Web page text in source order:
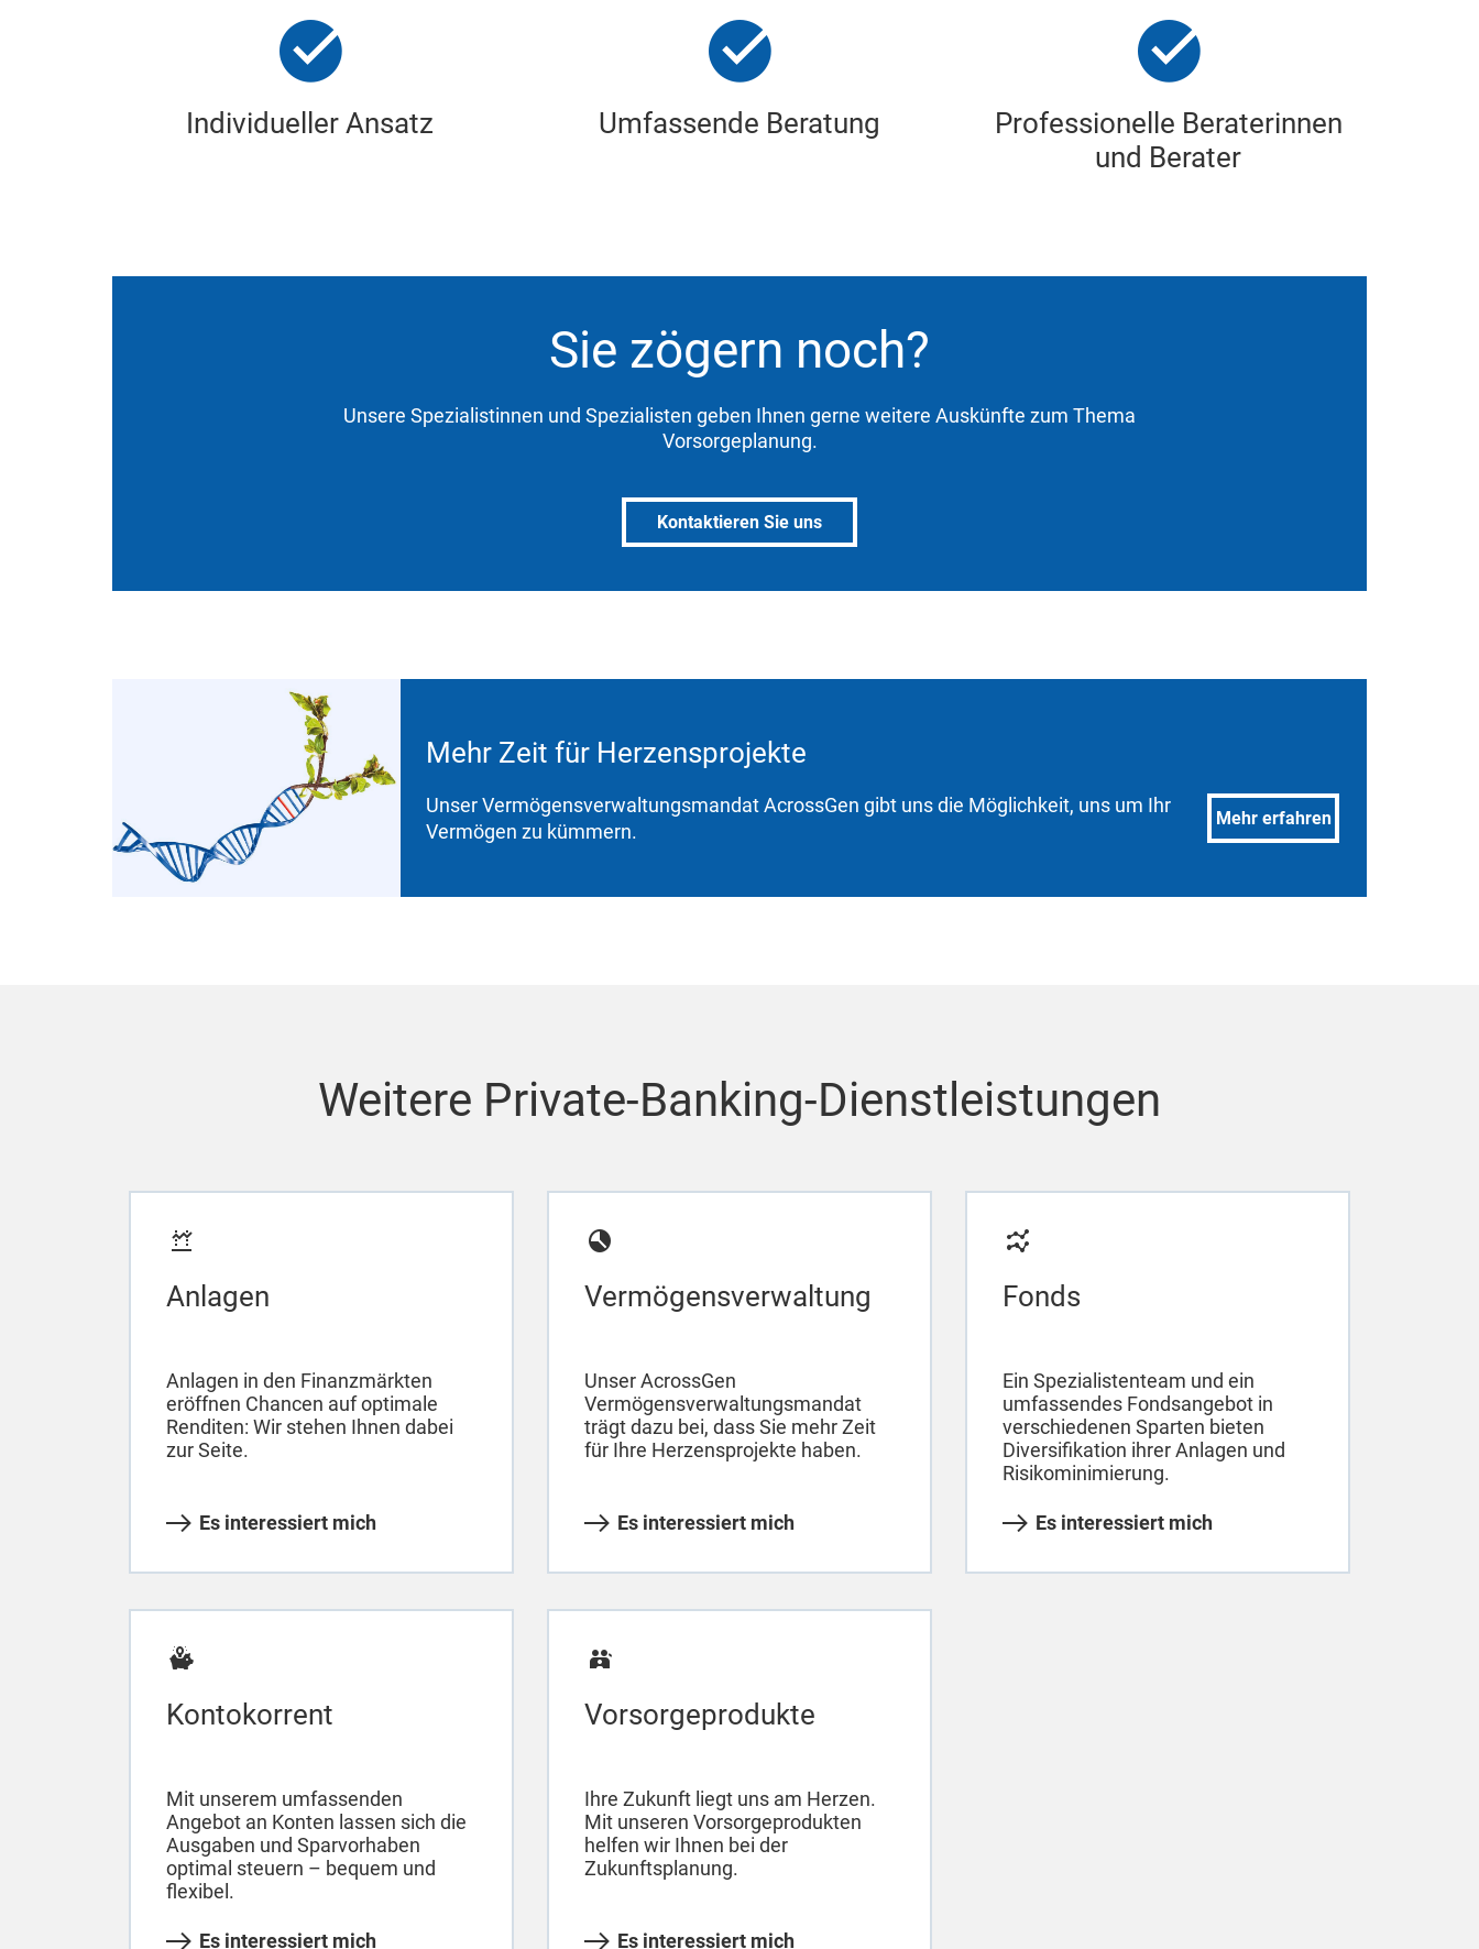
Individueller Ansatz Umfassende Beratung
Professionelle Beraterinnen
und Berater
Sie zögern noch?
Unsere Spezialistinnen und Spezialisten geben Ihnen gerne weitere Auskünfte zum Thema
Vorsorgeplanung.
Kontaktieren Sie uns
Mehr Zeit für Herzensprojekte
Unser Vermögensverwaltungsmandat AcrossGen gibt uns die Möglichkeit, uns um Ihr
Vermögen zu kümmern.
Mehr erfahren
Weitere Private-Banking-Dienstleistungen
Anlagen
Anlagen in den Finanzmärkten
eröffnen Chancen auf optimale
Renditen: Wir stehen Ihnen dabei
zur Seite.
Es interessiert mich
Vermögensverwaltung
Unser AcrossGen
Vermögensverwaltungsmandat
trägt dazu bei, dass Sie mehr Zeit
für Ihre Herzensprojekte haben.
Es interessiert mich
Fonds
Ein Spezialistenteam und ein
umfassendes Fondsangebot in
verschiedenen Sparten bieten
Diversifikation ihrer Anlagen und
Risikominimierung.
Es interessiert mich
Kontokorrent
Mit unserem umfassenden
Angebot an Konten lassen sich die
Ausgaben und Sparvorhaben
optimal steuern – bequem und
flexibel.
Es interessiert mich
Vorsorgeprodukte
Ihre Zukunft liegt uns am Herzen.
Mit unseren Vorsorgeprodukten
helfen wir Ihnen bei der
Zukunftsplanung.
Es interessiert mich